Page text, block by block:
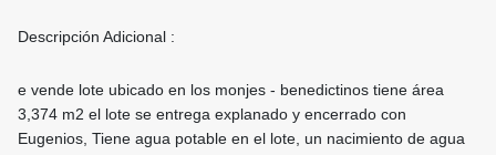
Descripción Adicional :
e vende lote ubicado en los monjes ­- benedictinos tiene área
3,374 m2 el lote se entrega explanado y encerrado con
Eugenios, Tiene agua potable en el lote, un nacimiento de agua